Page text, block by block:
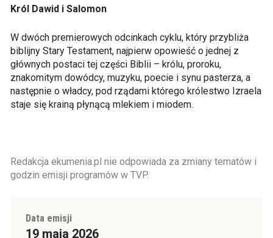
Król Dawid i Salomon
W dwóch premierowych odcinkach cyklu, który przybliża
biblijny Stary Testament, najpierw opowieść o jednej z
głównych postaci tej części Biblii – królu, proroku,
znakomitym dowódcy, muzyku, poecie i synu pasterza, a
następnie o władcy, pod rządami którego królestwo Izraela
staje się krainą płynącą mlekiem i miodem.
Redakcja ekumenia.pl nie odpowiada za zmiany tematów i
godzin emisji programów w TVP.
Data emisji
19 maja 2026